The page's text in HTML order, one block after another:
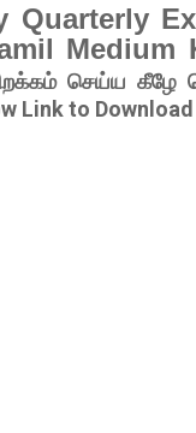
Quarterly
செய்ய கீழே
Link to